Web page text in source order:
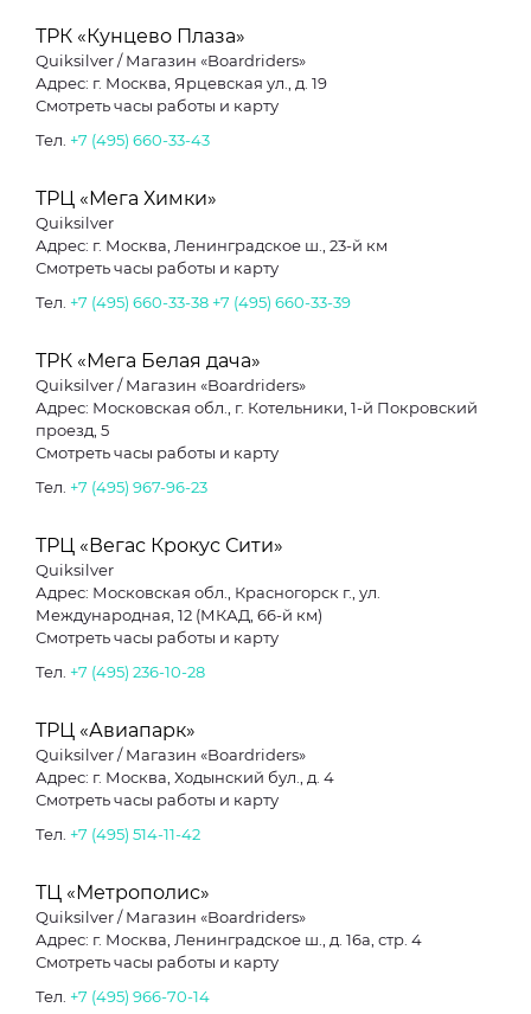
ТРК «Кунцево Плаза»
Quiksilver / Магазин «Boardriders»
Адрес: г. Москва, Ярцевская ул., д. 19
Смотреть часы работы и карту
Тел. +7 (495) 660-33-43
ТРЦ «Мега Химки»
Quiksilver
Адрес: г. Москва, Ленинградское ш., 23-й км
Смотреть часы работы и карту
Тел. +7 (495) 660-33-38 +7 (495) 660-33-39
ТРК «Мега Белая дача»
Quiksilver / Магазин «Boardriders»
Адрес: Московская обл., г. Котельники, 1-й Покровский
проезд, 5
Смотреть часы работы и карту
Тел. +7 (495) 967-96-23
ТРЦ «Вегас Крокус Сити»
Quiksilver
Адрес: Московская обл., Красногорск г., ул.
Международная, 12 (МКАД, 66-й км)
Смотреть часы работы и карту
Тел. +7 (495) 236-10-28
ТРЦ «Авиапарк»
Quiksilver / Магазин «Boardriders»
Адрес: г. Москва, Ходынский бул., д. 4
Смотреть часы работы и карту
Тел. +7 (495) 514-11-42
ТЦ «Метрополис»
Quiksilver / Магазин «Boardriders»
Адрес: г. Москва, Ленинградское ш., д. 16а, стр. 4
Смотреть часы работы и карту
Тел. +7 (495) 966-70-14